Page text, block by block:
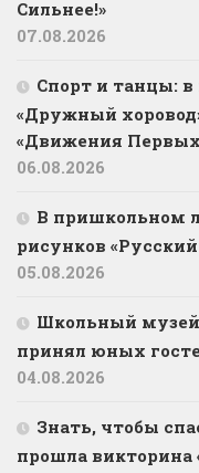
Сильнее!»
07.08.2026
Спорт и танцы:
«Дружный
«Движения
06.08.2026
В пришкольном
рисунков
05.08.2026
Школьный
принял юных
04.08.2026
Знать, чтобы
прошла викторина